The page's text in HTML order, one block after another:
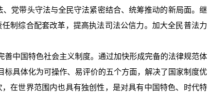
党带头守法与全民守法紧密结合、统筹推动的新局面。继
制综合配套改革，提高执法司法公信力。加大全民普法力
中国特色社会主义制度。通过加快形成完备的法律规范体
具体化为可操作、易评价的五个方面，解决了国家制度优
在世界范围内也具有独创性，是对具有中国特色、时代特